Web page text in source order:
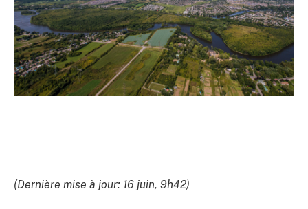
(Dernière mise à jour: 16 juin, 9h42)